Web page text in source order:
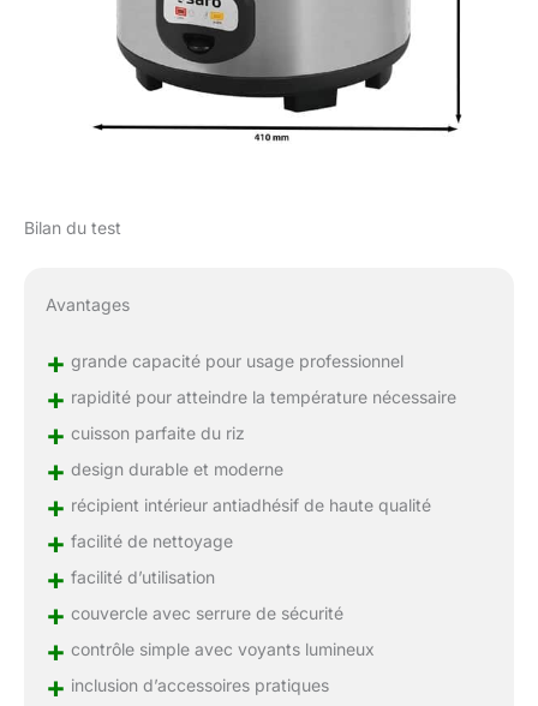
Bilan du test
Avantages
+ grande capacité pour usage professionnel
+ rapidité pour atteindre la température nécessaire
+ cuisson parfaite du riz
+ design durable et moderne
+ récipient intérieur antiadhésif de haute qualité
+ facilité de nettoyage
+ facilité d’utilisation
+ couvercle avec serrure de sécurité
+ contrôle simple avec voyants lumineux
+ inclusion d’accessoires pratiques